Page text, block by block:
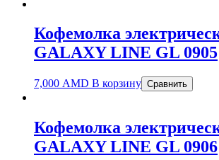
Кофемолка
GALAXY LINE GL 0905
7,000 AMD В корзину Сравнить
Кофемолка
GALAXY LINE GL 0906